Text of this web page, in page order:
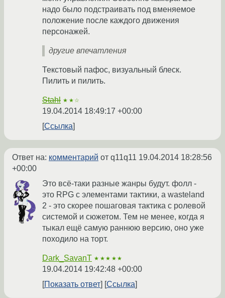
надо было подстраивать под вменяемое
положение после каждого движения
персонажей.
другие впечатления
Текстовый пафос, визуальный блеск.
Пилить и пилить.
Stahl ★★☆
19.04.2014 18:49:17 +00:00
Ссылка
Ответ на: комментарий от q11q11 19.04.2014 18:28:56
+00:00
Это всё-таки разные жанры будут. фолл -
это RPG с элементами тактики, а wasteland
2 - это скорее пошаговая тактика с ролевой
системой и сюжетом. Тем не менее, когда я
тыкал ещё самую раннюю версию, оно уже
походило на торт.
Dark_SavanT ★★★★★
19.04.2014 19:42:48 +00:00
Показать ответ
Ссылка